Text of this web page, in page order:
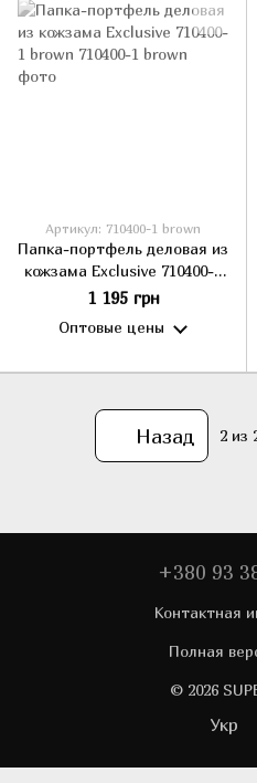
Артикул: 710400-1 brown
Папка-портфель деловая из
кожзама Exclusive 710400-1
brown
1 195 грн
Оптовые цены
Назад 2 из
+380 93
Контактная
Полная
© 2026
Укр